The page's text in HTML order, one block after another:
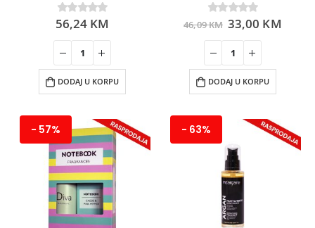
0out of 5
56,24 KM
DODAJ U KORPU
0out of 5
46,09KM 33,00 KM
DODAJ U KORPU
- 57% - 63%